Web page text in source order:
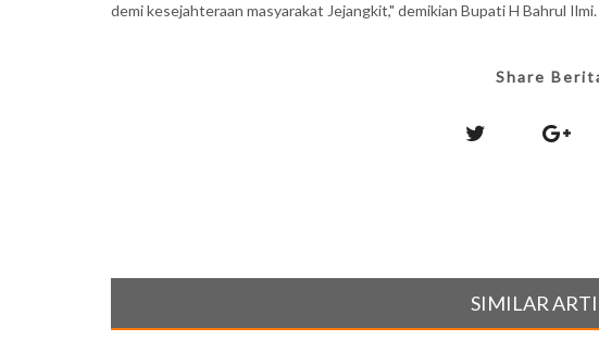
demi kesejahteraan masyarakat Jejangkit," demikian Bupati H Bahrul
Share
SIMILAR